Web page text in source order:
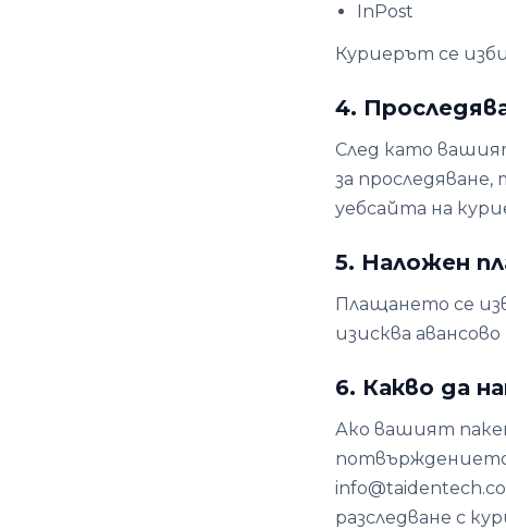
InPost
Куриерът се
4.
След като
за
уебсайта на
5. Наложен
Плащането се
изисква
6. Какво да
Ако вашият
потвърждението
разследване с